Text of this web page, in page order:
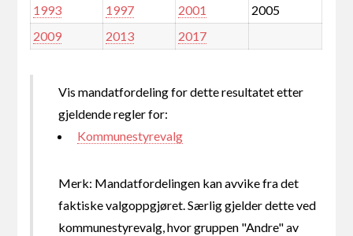
1993
1997 2001
2005
2009
2013 2017
Vis mandatfordeling for dette resultatet etter
gjeldende regler for:
Kommunestyrevalg
Merk: Mandatfordelingen kan avvike fra det
faktiske valgoppgjøret. Særlig gjelder dette ved
kommunestyrevalg, hvor gruppen "Andre" av